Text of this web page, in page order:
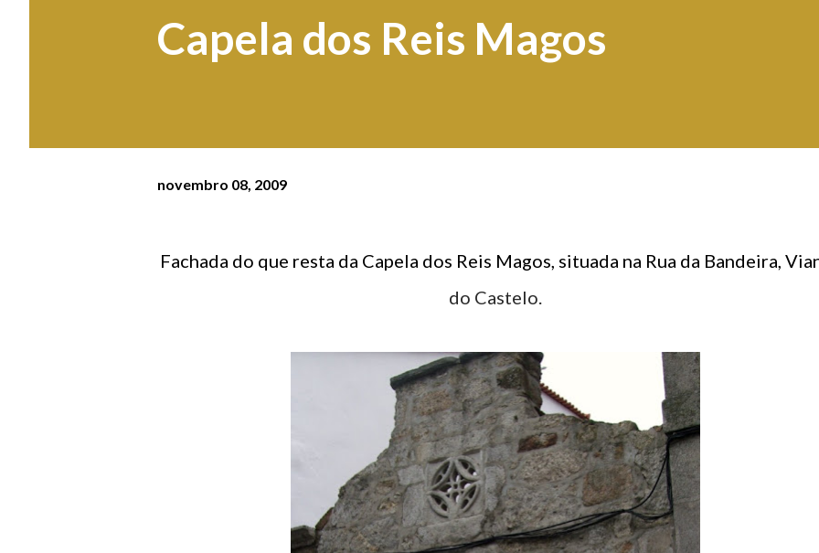
Capela dos Reis Magos
novembro 08, 2009
Fachada do que resta da Capela dos Reis Magos, situada na Rua da Bandeira, Viana
do Castelo.